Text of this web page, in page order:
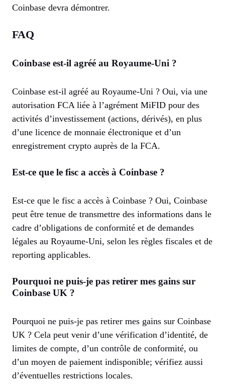
Coinbase devra démontrer.
FAQ
Coinbase est-il agréé au Royaume-Uni ?
Coinbase est-il agréé au Royaume-Uni ? Oui, via une
autorisation FCA liée à l’agrément MiFID pour des
activités d’investissement (actions, dérivés), en plus
d’une licence de monnaie électronique et d’un
enregistrement crypto auprès de la FCA.
Est-ce que le fisc a accès à Coinbase ?
Est-ce que le fisc a accès à Coinbase ? Oui, Coinbase
peut être tenue de transmettre des informations dans le
cadre d’obligations de conformité et de demandes
légales au Royaume-Uni, selon les règles fiscales et de
reporting applicables.
Pourquoi ne puis-je pas retirer mes gains sur
Coinbase UK ?
Pourquoi ne puis-je pas retirer mes gains sur Coinbase
UK ? Cela peut venir d’une vérification d’identité, de
limites de compte, d’un contrôle de conformité, ou
d’un moyen de paiement indisponible; vérifiez aussi
d’éventuelles restrictions locales.